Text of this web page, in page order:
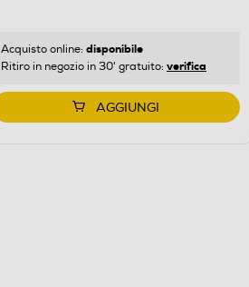
Acquisto online: disponibile
Ritiro in negozio in 30' gratuito: verifica
AGGIUNGI